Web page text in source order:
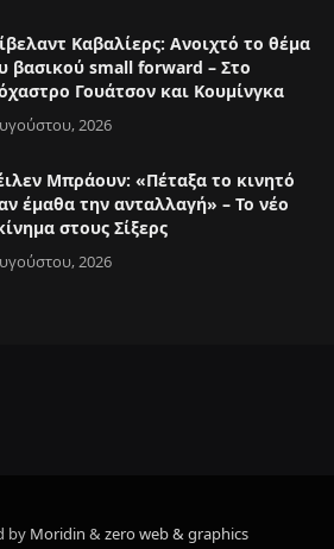
Καβαλίερς: Ανοιχτό το θέμα
βασικού small forward – Στο
Γουάτσον και Κουμίνγκα
2026
Μπράουν: «Πέταξα το κινητό
έμαθα την ανταλλαγή» – Το νέο
στους Σίξερς
2026
by Moridin & zero web & graphics